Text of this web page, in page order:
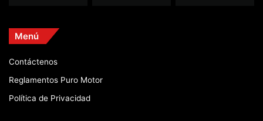
Menú
Contáctenos
Reglamentos Puro Motor
Política de Privacidad